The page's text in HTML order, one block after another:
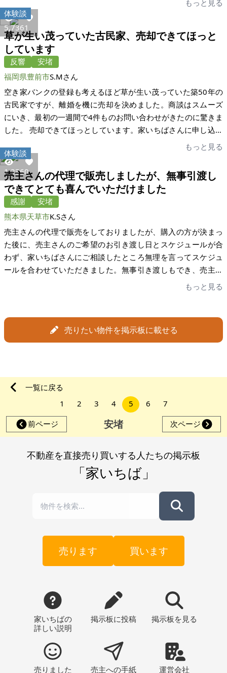
ったため、その手続きから始まり長時間かかりました。その
間、係りの方にはずっと寄り添っていただき、不安なく過ごす
ことができました。買い手の方とは、電話やメールでやり取り
し、古い建物を有効活用していただけることがわかり決めまし
た。思い切って家を売ることを決心し、今は無事に売買が完了
しましたのでとにかくほっとしています。反省点については、
売買物件についてもっと把握しておけばよかったと思います。
この一年間、丁寧なご連絡、暖かいアドバイスをいただき本当
に感謝しています。ここには書ききれないほどお世話になりま
した。本当にありがとうございました。
もっと見る
5,7361
体験談
草が生い茂っていた古民家、売却できてほっと
しています
反響
安堵
福岡県豊前市S.Mさん
空き家バンクの登録も考えるほど草が生い茂っていた築50年の
古民家ですが、離婚を機に売却を決めました。商談はスムーズ
にいき、最初の一週間で4件ものお問い合わせがきたのに驚きま
した。 売却できてほっとしています。家いちばさんに申し込ん
もっと見る
1,2360
体験談
売主さんの代理で販売しましたが、無事引渡し
できてとても喜んでいただけました
感謝
安堵
熊本県天草市K.Sさん
売主さんの代理で販売をしておりましたが、購入の方が決まっ
た後に、売主さんのご希望のお引き渡し日とスケジュールが合
わず、家いちばさんにご相談したところ無理を言ってスケジュ
ールを合わせていただきました。無事引き渡しもでき、売主さ
いいたします。
もっと見る
売りたい物件を掲示板に載せる
一覧に戻る
1
2 3 4 5 6
7
前ページ
安堵 次ページ
不動産を直接売り買いする人たちの掲示板
「家いちば」
売ります 買います
家いちばの
詳しい説明
掲示板に投稿 掲示板 を見る
売りました
売主への手紙 運営会社